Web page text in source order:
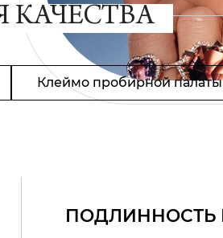
КАЧЕСТВА
Клеймо пробирной
ПОДЛИННОСТЬ